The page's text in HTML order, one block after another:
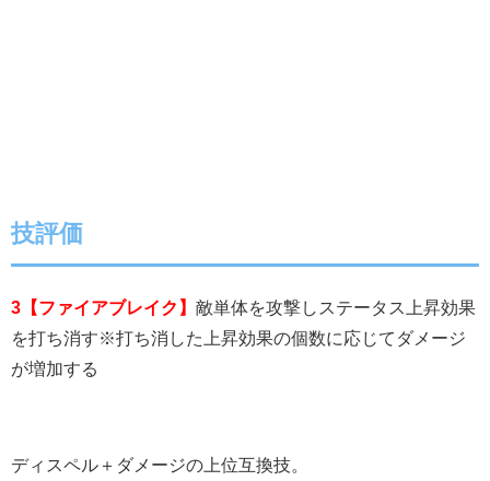
技評価
3【ファイアブレイク】 敵単体を攻撃しステータス上昇効果
を打ち消す※打ち消した上昇効果の個数に応じてダメージ
が増加する
ディスペル＋ダメージの上位互換技。